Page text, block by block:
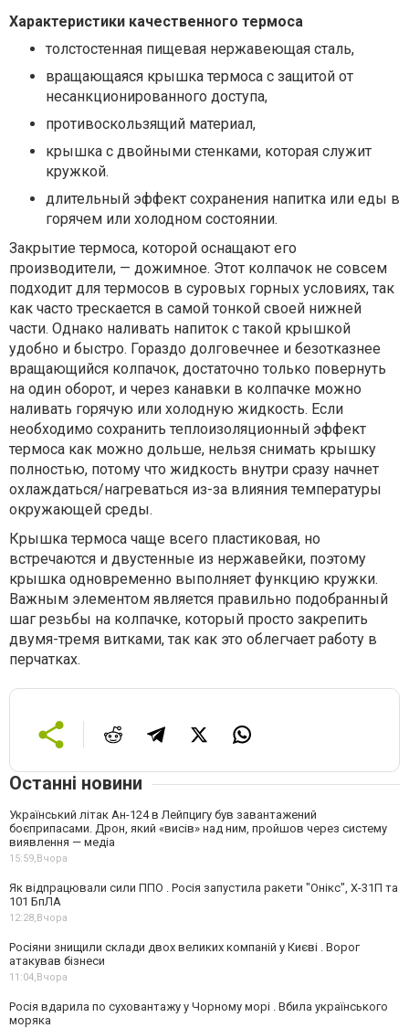
Характеристики качественного термоса
толстостенная пищевая нержавеющая сталь,
вращающаяся крышка термоса с защитой от
несанкционированного доступа,
противоскользящий материал,
крышка с двойными стенками, которая служит
кружкой.
длительный эффект сохранения напитка или еды в
горячем или холодном состоянии.
Закрытие термоса, которой оснащают его
производители, — дожимное. Этот колпачок не совсем
подходит для термосов в суровых горных условиях, так
как часто трескается в самой тонкой своей нижней
части. Однако наливать напиток с такой крышкой
удобно и быстро. Гораздо долговечнее и безотказнее
вращающийся колпачок, достаточно только повернуть
на один оборот, и через канавки в колпачке можно
наливать горячую или холодную жидкость. Если
необходимо сохранить теплоизоляционный эффект
термоса как можно дольше, нельзя снимать крышку
полностью, потому что жидкость внутри сразу начнет
охлаждаться/нагреваться из-за влияния температуры
окружающей среды.
Крышка термоса чаще всего пластиковая, но
встречаются и двустенные из нержавейки, поэтому
крышка одновременно выполняет функцию кружки.
Важным элементом является правильно подобранный
шаг резьбы на колпачке, который просто закрепить
двумя-тремя витками, так как это облегчает работу в
перчатках.
Останні новини
Український літак Ан-124 в Лейпцигу був завантажений
боєприпасами. Дрон, який «висів» над ним, пройшов через систему
виявлення — медіа
15:59,Вчора
Як відпрацювали сили ППО . Росія запустила ракети "Онікс", Х-31П та
101 БпЛА
12:28,Вчора
Росіяни знищили склади двох великих компаній у Києві . Ворог
атакував бізнеси
11:04,Вчора
Росія вдарила по суховантажу у Чорному морі . Вбила українського
моряка